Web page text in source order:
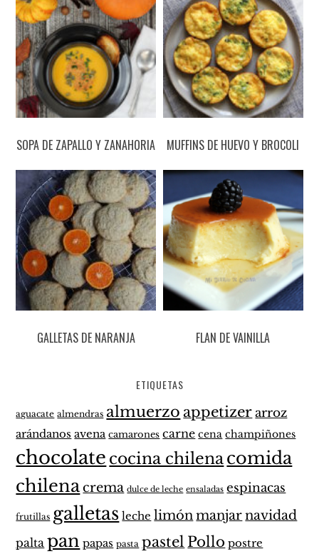
SOPA DE ZAPALLO Y ZANAHORIA MUFFINS DE HUEVO Y BROCOLI
GALLETAS DE NARANJA FLAN DE VAINILLA
ETIQUETAS
aguacate almendras almuerzo appetizer arroz
arándanos avena camarones carne cena champiñones
chocolate cocina chilenacomida
chilenacrema dulce de leche ensaladas espinacas
frutillas galletas leche limón manjarnavidad
palta pan papas pasta pastel Pollo postre